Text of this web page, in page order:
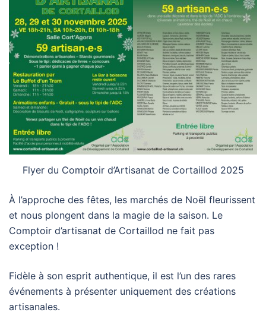
Flyer du Comptoir d’Artisanat de Cortaillod 2025
À l’approche des fêtes, les marchés de Noël fleurissent
et nous plongent dans la magie de la saison. Le
Comptoir d’artisanat de Cortaillod ne fait pas
exception !
Fidèle à son esprit authentique, il est l’un des rares
événements à présenter uniquement des créations
artisanales.